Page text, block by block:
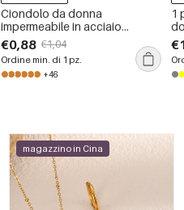
Ciondolo da donna
impermeabile in acciaio
inossidabile con lettera di
moda fai da te della serie
semplice
€0,88 €1,04
Ordine min. di 1 pz.
+46
1
magazzino in Cina